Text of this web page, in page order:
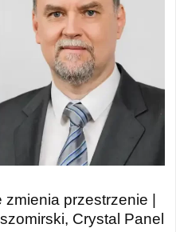
zmienia przestrzenie |
Crystal Panel